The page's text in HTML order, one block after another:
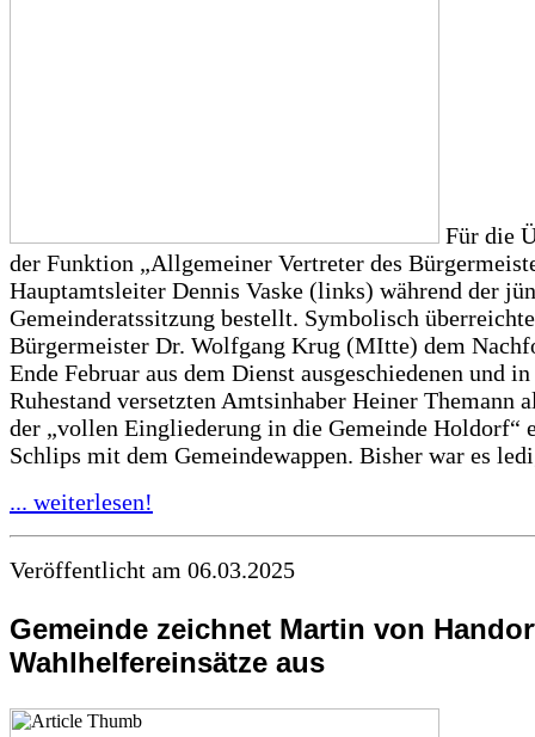
Für die
der Funktion „Allgemeiner Vertreter des
Hauptamtsleiter Dennis Vaske (links) während der
Gemeinderatssitzung bestellt. Symbolisch
Bürgermeister Dr. Wolfgang Krug (MItte) dem
Ende Februar aus dem Dienst ausgeschiedenen und in
Ruhestand versetzten Amtsinhaber Heiner Themann
der „vollen Eingliederung in die Gemeinde Holdorf“
Schlips mit dem Gemeindewappen. Bisher war es
... weiterlesen!
Veröffentlicht am 06.03.2025
Gemeinde zeichnet Martin von
Wahlhelfereinsätze aus